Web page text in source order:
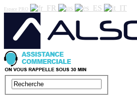
Espace PRO